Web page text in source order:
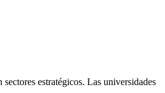
estratégicos. Las universidades